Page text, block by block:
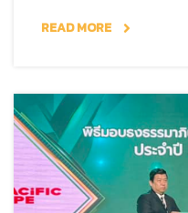
READ MORE